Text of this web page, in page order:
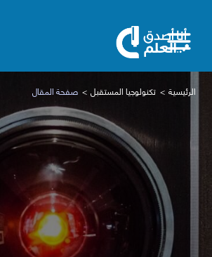
الرئيسية تكنولوجيا المستقبل صفحة المقال